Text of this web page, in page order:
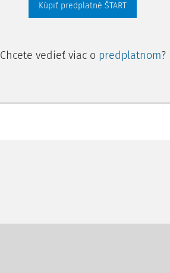
Kúpiť predplatné ŠTART
Chcete vedieť viac o predplatnom?